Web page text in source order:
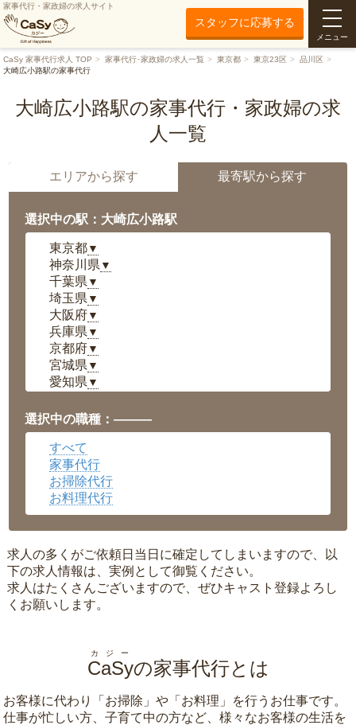
家事代行・家政婦の求人サイト
スタッフに応募する
メニュー
CaSy 家事代行求人 TOP 家事代行･家政婦の求人一覧 東京都 東京23区
品川区
大崎広小路駅の家事代行
大崎広小路駅の家事代行・家政婦の求
人一覧
エリアから探す 最寄駅から探す
選択中の駅：大崎広小路駅
東京都▼
神奈川県 ▼
千葉県 ▼
埼玉県 ▼
大阪府▼
兵庫県 ▼
京都府▼
宮城県 ▼
愛知県 ▼
岡山県▼
広島県▼
沖縄県
選択中の職種：———
すべて
家事代行
お掃除代行
お料理代行
求人の多くがご依頼日当日に確定してしまいますので、以
下の求人情報は、実例として御覧ください。
求人はたくさんございますので、ぜひキャスト登録よろし
くお願いします。
CaSy
カジー
の家事代行とは
お客様に代わり「 お掃除 」や「 お料理 」を行うお仕事です。
仕事が忙しい方、子育て中の方など、様々なお客様の生活を